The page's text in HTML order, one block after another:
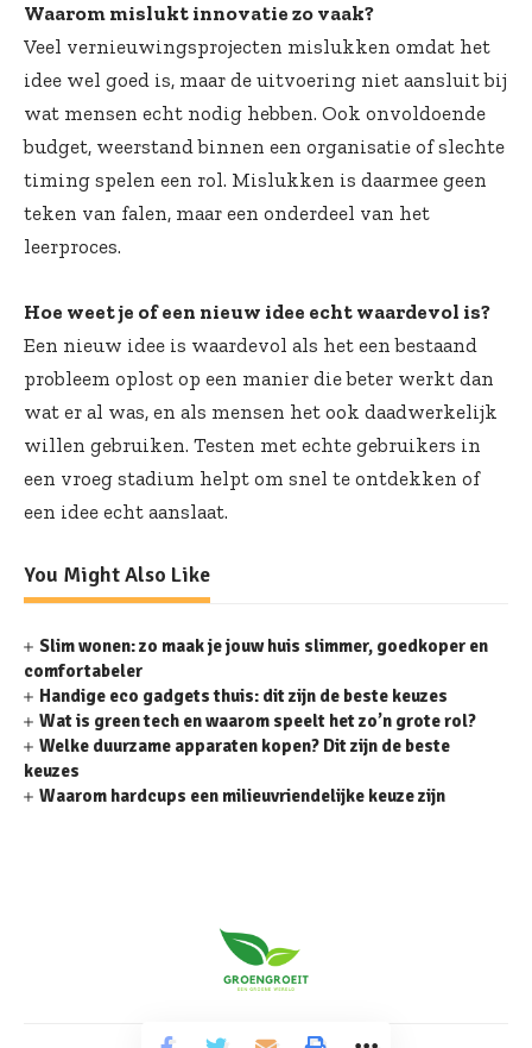
Waarom mislukt innovatie zo vaak?
Veel vernieuwingsprojecten mislukken omdat het
idee wel goed is, maar de uitvoering niet aansluit bij
wat mensen echt nodig hebben. Ook onvoldoende
budget, weerstand binnen een organisatie of slechte
timing spelen een rol. Mislukken is daarmee geen
teken van falen, maar een onderdeel van het
leerproces.
Hoe weet je of een nieuw idee echt waardevol is?
Een nieuw idee is waardevol als het een bestaand
probleem oplost op een manier die beter werkt dan
wat er al was, en als mensen het ook daadwerkelijk
willen gebruiken. Testen met echte gebruikers in
een vroeg stadium helpt om snel te ontdekken of
een idee echt aanslaat.
You Might Also Like
Slim wonen: zo maak je jouw huis slimmer, goedkoper en
comfortabeler
Handige eco gadgets thuis: dit zijn de beste keuzes
Wat is green tech en waarom speelt het zo’n grote rol?
Welke duurzame apparaten kopen? Dit zijn de beste
keuzes
Waarom hardcups een milieuvriendelijke keuze zijn